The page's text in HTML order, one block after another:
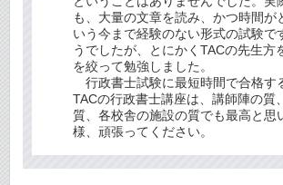
も、大量の文章を読み、かつ時間が
いう今まで経験のない形式の試験で
うでしたが、とにかくTACの先生方
を絞って勉強しました。
行政書士試験に最短時間で合格す
TACの行政書士講座は、講師陣の質
質、各校舎の施設の質でも最高と思
様、頑張ってください。